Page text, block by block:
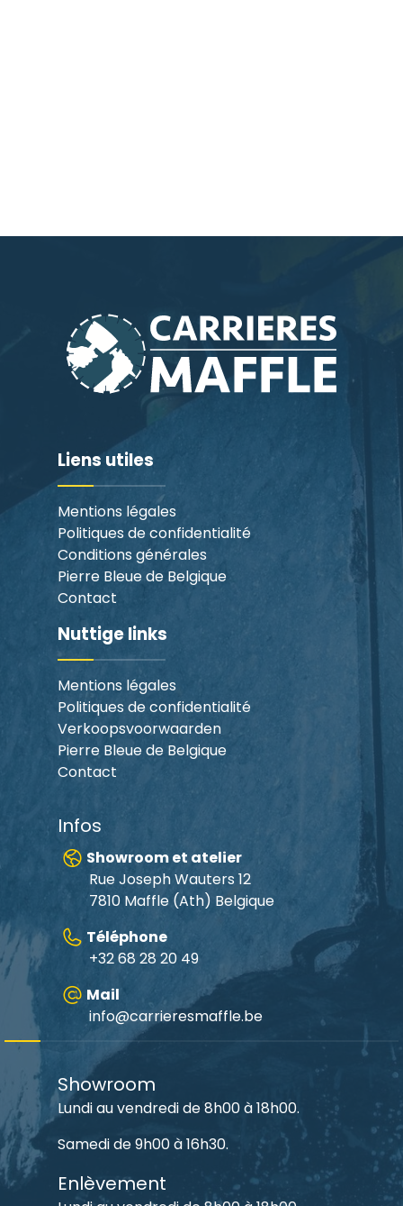
Liens utiles
Mentions légales
Politiques de confidentialité
Conditions générales
Pierre Bleue de Belgique
Contact
Nuttige links
Mentions légales
Politiques de confidentialité
Verkoopsvoorwaarden
Pierre Bleue de Belgique
Contact
Infos
Showroom et atelier
Rue Joseph Wauters 12
7810 Maffle (Ath) Belgique
Téléphone
+32 68 28 20 49
Mail
info@carrieresmaffle.be
Showroom
Lundi au vendredi de 8h00 à 18h00.
Samedi de 9h00 à 16h30.
Enlèvement